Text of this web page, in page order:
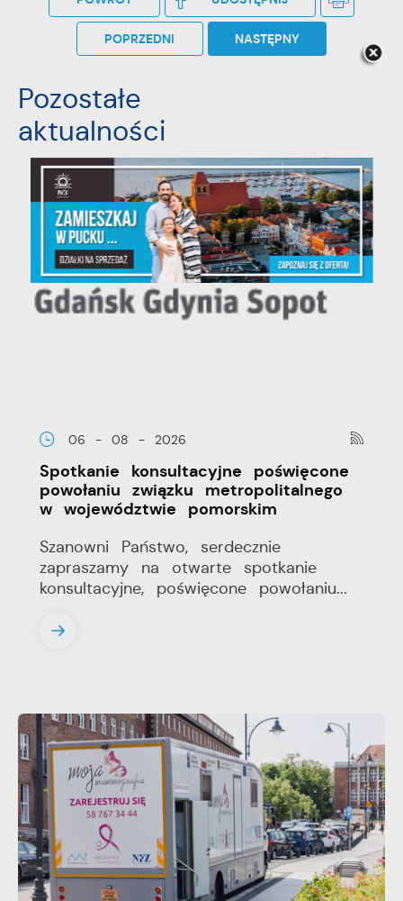
POPRZEDNI NASTĘPNY
Pozostałe
aktualności
06 - 08 - 2026
Spotkanie konsultacyjne poświęcone
powołaniu związku metropolitalnego
w województwie pomorskim
Szanowni Państwo, serdecznie
zapraszamy na otwarte spotkanie
konsultacyjne, poświęcone powołaniu...